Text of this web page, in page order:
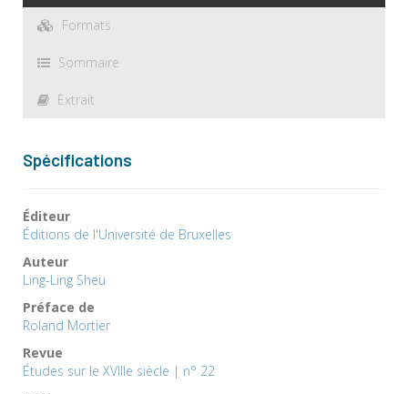
Formats
Sommaire
Extrait
Spécifications
Éditeur
Éditions de l'Université de Bruxelles
Auteur
Ling-Ling Sheu
Préface de
Roland Mortier
Revue
Études sur le XVIIIe siècle | n° 22